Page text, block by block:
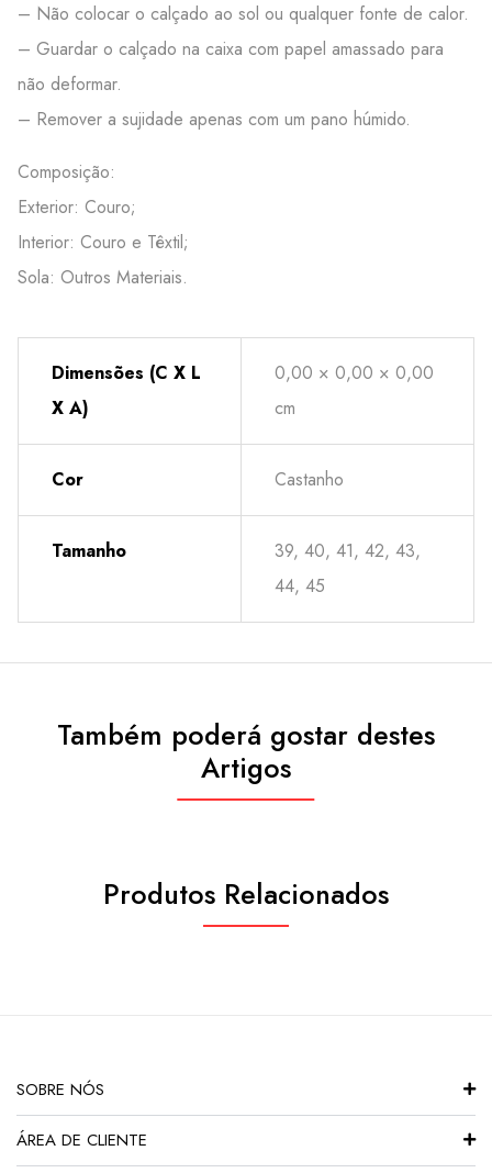
– Não colocar o calçado ao sol ou qualquer fonte de calor.
– Guardar o calçado na caixa com papel amassado para
não deformar.
– Remover a sujidade apenas com um pano húmido.
Composição:
Exterior: Couro;
Interior: Couro e Têxtil;
Sola: Outros Materiais.
Dimensões (C X L
X A)
0,00 × 0,00 × 0,00
cm
Cor Castanho
Tamanho
39, 40, 41, 42, 43,
44, 45
Também poderá gostar destes
Artigos
Produtos Relacionados
SOBRE NÓS
ÁREA DE CLIENTE